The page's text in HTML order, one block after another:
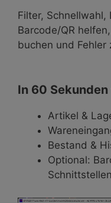
Filter,
Barcode/QR
buchen und Fehler
In 60
Artikel &
Bestand &
Optional:
Schnittstellen